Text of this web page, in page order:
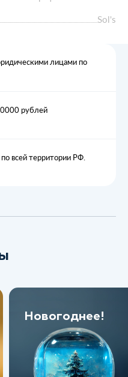
лицами по
рублей
всей территории РФ.
Sol's
Новогоднее!